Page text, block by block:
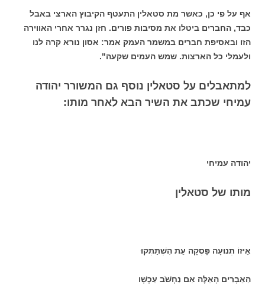
אף על פי כן, כאשר מת סטאלין התעטף הקיבוץ הארצי באבל
כבד, החברים ביטלו את מסיבות פורים. חזן נגרר אחרי האווירה
הזו ובאסיפת חברים במשמר העמק אמר: אסון נורא קרה לנו
ולעמלי כל הארצות. שמש העמים שקעה".
למתאבלים על סטאלין נוסף גם המשורר יהודה
עמיחי שכתב את השיר הבא לאחר מותו:
יהודה עמיחי
מותו של סטאלין
אֵיזוֹ תְּנוּעָה פָּסְקָה עֵת הִשְׁתַּתְּקוּ
הַאֵבָרִים הָאֵלֶּה אִם נַחְשֹּׁב עַכְשָׁו